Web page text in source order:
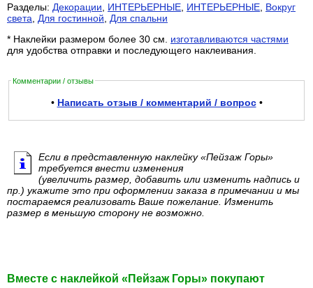
Разделы: Декорации ИНТЕРЬЕРНЫЕ ИНТЕРЬЕРНЫЕ Вокруг
света
Для гостинной
Для спальни
* Наклейки размером более 30 см. изготавливаются частями
для удобства отправки и последующего наклеивания.
Комментарии / отзывы
• Написать отзыв / комментарий / вопрос•
Если в представленную наклейку «Пейзаж Горы»
требуется внести изменения
(увеличить размер, добавить или изменить надпись и
пр.) укажите это при оформлении заказа в примечании и мы
постараемся реализовать Ваше пожелание. Изменить
размер в меньшую сторону не возможно.
Вместе с наклейкой «Пейзаж Горы» покупают